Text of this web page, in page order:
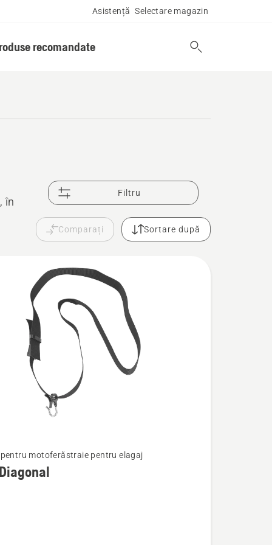
Asistență Selectare magazin
recomandate
în
Filtru
Comparați Sortare după
motoferăstraie pentru elagaj